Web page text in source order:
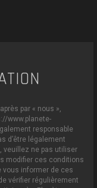
par « nous »,
www.planete-
responsable
d’être légalement
veuillez ne pas utiliser
modifier ces conditions
vous informer de ces
vérifier régulièrement